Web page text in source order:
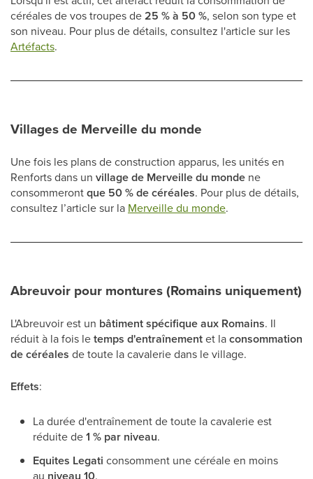
céréales de vos troupes de25 % à 50 %, selon son type et
son niveau. Pour plus de détails, consultez l'article sur les
Artéfacts.
Villages de Merveille du monde
Une fois les plans de construction apparus, les unités en
Renforts dans un village de Merveille du monde ne
consommerontque 50 % de céréales. Pour plus de détails,
consultez l’article sur la Merveille du monde.
Abreuvoir pour montures (Romains uniquement)
L'Abreuvoir est un bâtiment spécifique aux Romains. Il
réduit à la fois letemps d'entraînementet laconsommation
de céréales de toute la cavalerie dans le village.
Effets:
La durée d'entraînement de toute la cavalerie est
réduite de1 % par niveau.
Equites Legati consomment une céréale en moins
au
.